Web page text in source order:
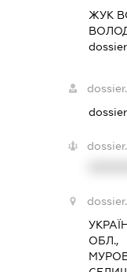
ЖУК
ОБЛ.,